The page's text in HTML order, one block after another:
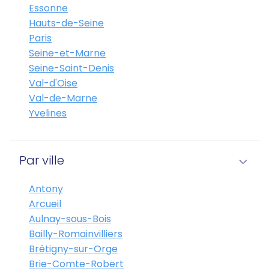
Essonne
Hauts-de-Seine
Paris
Seine-et-Marne
Seine-Saint-Denis
Val-d'Oise
Val-de-Marne
Yvelines
Par ville
Antony
Arcueil
Aulnay-sous-Bois
Bailly-Romainvilliers
Brétigny-sur-Orge
Brie-Comte-Robert